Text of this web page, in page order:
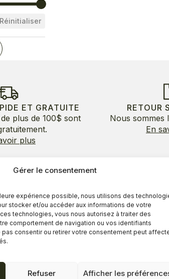
Gérer le consentement
expérience possible, nous utilisons des
stocker et/ou accéder aux informations de votre
technologies, vous nous autorisez à traiter des
comportement de navigation ou vos identifiants
pas consentir ou retirer votre consentement peut
Refuser Afficher les
Réinitialiser
ET GRATUITE
plus de 100$ sont
plus
RETOUR
Nous sommes
En
À propos de
À propos
Avantages
Blogue
Témoignages